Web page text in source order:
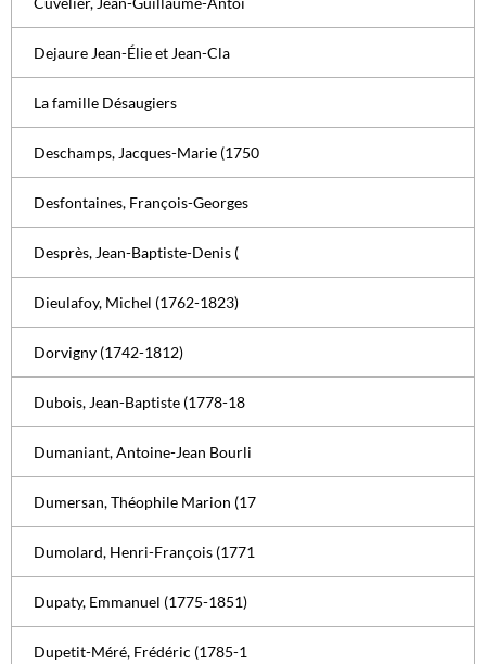
Dejaure Jean-Élie et Jean-Cla
La famille Désaugiers
Deschamps, Jacques-Marie (1750
Desfontaines, François-Georges
Desprès, Jean-Baptiste-Denis (
Dieulafoy, Michel (1762-1823)
Dorvigny (1742-1812)
Dubois, Jean-Baptiste (1778-18
Dumaniant, Antoine-Jean Bourli
Dumersan, Théophile Marion (17
Dumolard, Henri-François (1771
Dupaty, Emmanuel (1775-1851)
Dupetit-Méré, Frédéric (1785-1